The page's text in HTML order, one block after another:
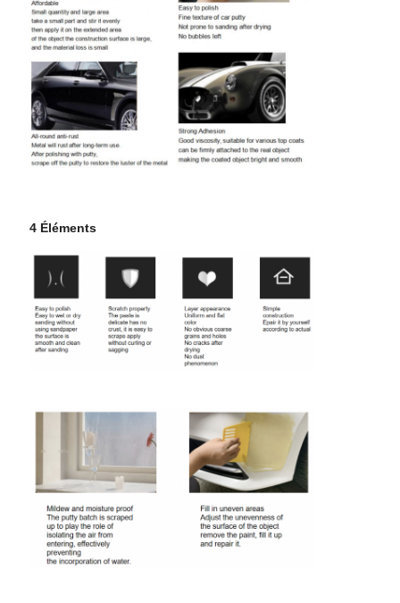
4 Éléments